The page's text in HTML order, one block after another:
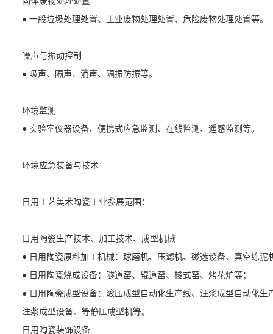
● 一般垃圾处理处置、工业废物处理处置、危险废物处理处置等。
噪声与振动控制
● 吸声、隔声、消声、隔振防振等。
环境监测
● 实验室仪器设备、便携式应急监测、在线监测、遥感监测等。
环境应急装备与技术
日用工艺美术陶瓷工业参展范围：
日用陶瓷生产技术、加工技术、成型机械
● 日用陶瓷原料加工机械：球磨机、压滤机、磁选设备、真空练泥
● 日用陶瓷烧成设备：隧道窑、辊道窑、梭式窑、烤花炉等；
● 日用陶瓷成型设备：滚压成型自动化生产线、注浆成型自动化
注浆成型设备、等静压成型机等。
日用陶瓷装饰设备